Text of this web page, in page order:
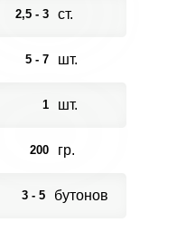
2,5 - 3 ст.
5 - 7 шт.
1 шт.
200 гр.
3 - 5 бутонов